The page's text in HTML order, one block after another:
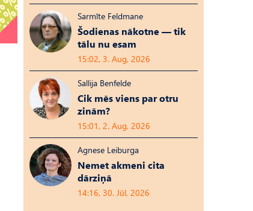
Sarmīte Feldmane
Šodienas nākotne — tik
tālu nu esam
15:02, 3. Aug, 2026
Sallija Benfelde
Cik mēs viens par otru
zinām?
15:01, 2. Aug, 2026
Agnese Leiburga
Nemet akmeni cita
dārziņā
14:16, 30. Jūl, 2026